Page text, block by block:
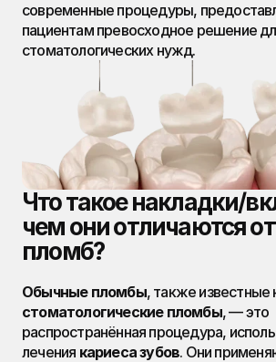
современные процедуры,
пациентам превосходное решение
стоматологических нужд.
Что такое накладки/
чем они отличаются
пломб?
Обычные пломбы
стоматологические пломбы, — это
распространённая процедура,
лечения кариеса зубов. Они